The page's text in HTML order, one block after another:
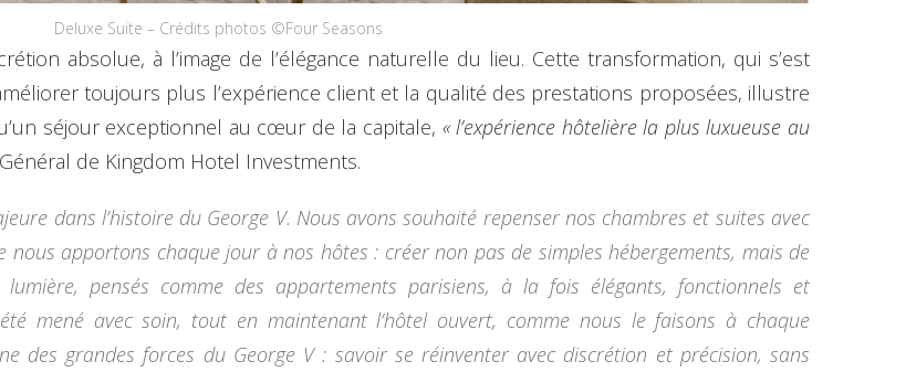
Deluxe Suite – Crédits photos ©Four Seasons
absolue, à l’image de l’élégance naturelle du lieu. Cette transformation, qui s’est
toujours plus l’expérience client et la qualité des prestations proposées, illustre
séjour exceptionnel au cœur de la capitale, « l’expérience hôtelière la plus luxueuse au
de Kingdom Hotel Investments.
dans l’histoire du George V. Nous avons souhaité repenser nos chambres et suites avec
nous apportons chaque jour à nos hôtes : créer non pas de simples hébergements, mais de
pensés comme des appartements parisiens, à la fois élégants, fonctionnels et
mené avec soin, tout en maintenant l’hôtel ouvert, comme nous le faisons à chaque
des grandes forces du George V : savoir se réinventer avec discrétion et précision, sans